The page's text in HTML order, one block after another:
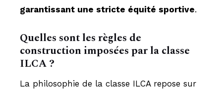
garantissant une stricte équité sportive.
Quelles sont les règles de
construction imposées par la classe
ILCA ?
La philosophie de la classe ILCA repose sur